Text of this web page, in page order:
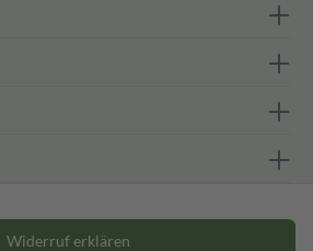
Widerruf erklären